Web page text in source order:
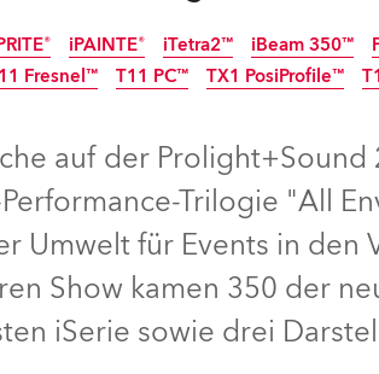
iPAINTE® iTetra2™
IP65
iBeam 350™
IP65 IP65
Fresnel™ T11 PC™ TX1 PosiProfile™
auf der
Trilogie "All
Umwelt für Events in den
Show kamen 350 der
iSerie sowie drei